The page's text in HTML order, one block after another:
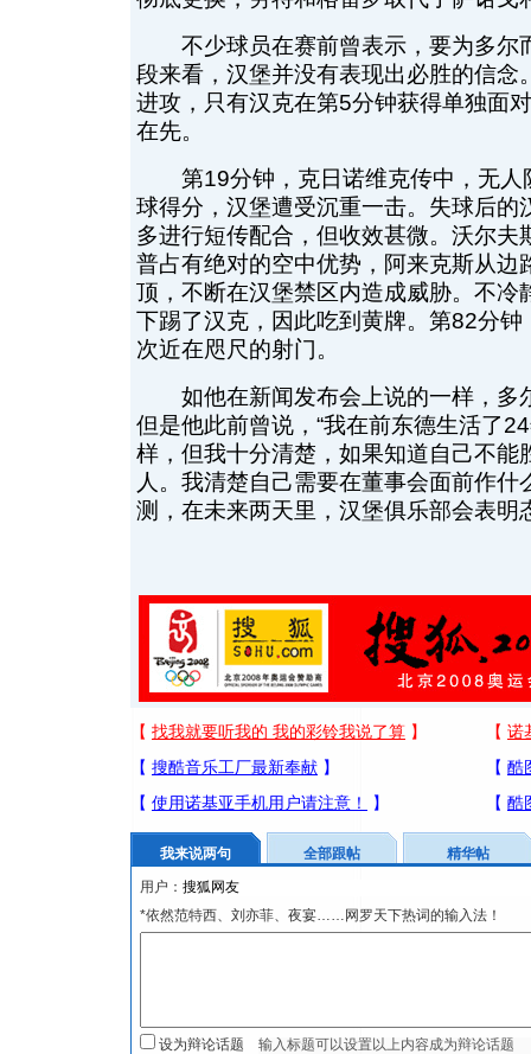
不少球员在赛前曾表示，要为多尔
段来看，汉堡并没有表现出必胜的信念
进攻，只有汉克在第5分钟获得单独面
在先。
第19分钟，克日诺维克传中，无人
球得分，汉堡遭受沉重一击。失球后的
多进行短传配合，但收效甚微。沃尔夫
普占有绝对的空中优势，阿来克斯从边
顶，不断在汉堡禁区内造成威胁。不冷
下踢了汉克，因此吃到黄牌。第82分
次近在咫尺的射门。
如他在新闻发布会上说的一样，多
但是他此前曾说，“我在前东德生活了
样，但我十分清楚，如果知道自己不能
人。我清楚自己需要在董事会面前作什
测，在未来两天里，汉堡俱乐部会表明
我来说两句 全部跟帖
精华帖
用户：
*依然范特西、刘亦菲、夜宴……网罗天下热词的输入法！
设为辩论话题